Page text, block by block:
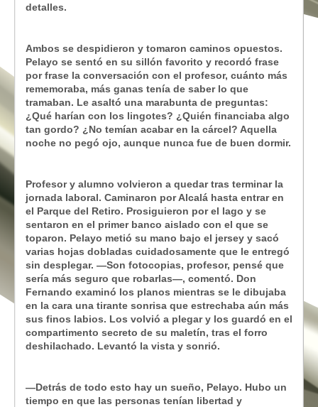
detalles.
Ambos se despidieron y tomaron caminos opuestos.
Pelayo se sentó en su sillón favorito y recordó frase
por frase la conversación con el profesor, cuánto más
rememoraba, más ganas tenía de saber lo que
tramaban. Le asaltó una marabunta de preguntas:
¿Qué harían con los lingotes? ¿Quién financiaba algo
tan gordo? ¿No temían acabar en la cárcel? Aquella
noche no pegó ojo, aunque nunca fue de buen dormir.
Profesor y alumno volvieron a quedar tras terminar la
jornada laboral. Caminaron por Alcalá hasta entrar en
el Parque del Retiro. Prosiguieron por el lago y se
sentaron en el primer banco aislado con el que se
toparon. Pelayo metió su mano bajo el jersey y sacó
varias hojas dobladas cuidadosamente que le entregó
sin desplegar. —Son fotocopias, profesor, pensé que
sería más seguro que robarlas—, comentó. Don
Fernando examinó los planos mientras se le dibujaba
en la cara una tirante sonrisa que estrechaba aún más
sus finos labios. Los volvió a plegar y los guardó en el
compartimento secreto de su maletín, tras el forro
deshilachado. Levantó la vista y sonrió.
—Detrás de todo esto hay un sueño, Pelayo. Hubo un
tiempo en que las personas tenían libertad y